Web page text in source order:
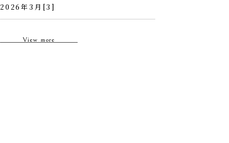
2026年3月[3]
View more